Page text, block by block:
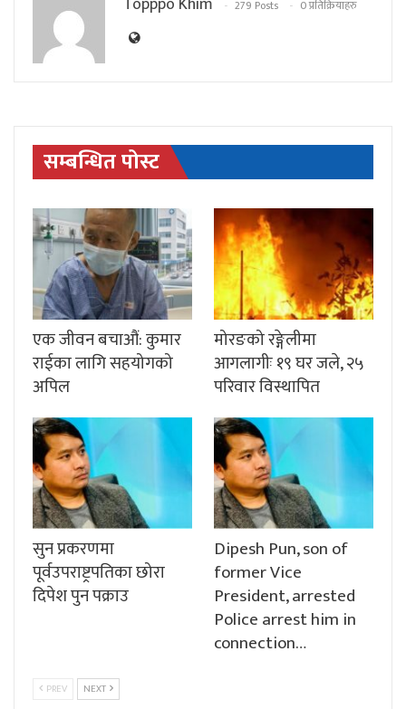
279 Posts 0 प्रतिक्रियाहरु
सम्बन्धित पोस्ट
एक जीवन बचाऔं: कुमार
राईका लागि सहयोगको
अपिल
मोरङको रङ्गेलीमा
आगलागीः १९ घर जले, २५
परिवार विस्थापित
सुन प्रकरणमा
पूर्वउपराष्ट्रपतिका छोरा
दिपेश पुन पक्राउ
Dipesh Pun, son of
former Vice
President, arrested
Police arrest him in
connection…
PREV NEXT